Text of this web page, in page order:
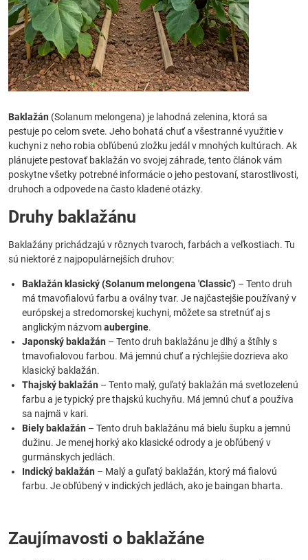
Baklažán (Solanum melongena) je lahodná zelenina, ktorá sa
pestuje po celom svete. Jeho bohatá chuť a všestranné využitie v
kuchyni z neho robia obľúbenú zložku jedál v mnohých kultúrach. Ak
plánujete pestovať baklažán vo svojej záhrade, tento článok vám
poskytne všetky potrebné informácie o jeho pestovaní, starostlivosti,
druhoch a odpovede na často kladené otázky.
Druhy baklažánu
Baklažány prichádzajú v rôznych tvaroch, farbách a veľkostiach. Tu
sú niektoré z najpopulárnejších druhov:
Baklažán klasický (Solanum melongena 'Classic') – Tento druh
má tmavofialovú farbu a oválny tvar. Je najčastejšie používaný v
európskej a stredomorskej kuchyni, môžete sa stretnúť aj s
anglickým názvomaubergine.
Japonský baklažán – Tento druh baklažánu je dlhý a štíhly s
tmavofialovou farbou. Má jemnú chuť a rýchlejšie dozrieva ako
klasický baklažán.
Thajský baklažán – Tento malý, guľatý baklažán má svetlozelenú
farbu a je typický pre thajskú kuchyňu. Má jemnú chuť a používa
sa najmä v kari.
Biely baklažán – Tento druh baklažánu má bielu šupku a jemnú
dužinu. Je menej horký ako klasické odrody a je obľúbený v
gurmánskych jedlách.
Indický baklažán – Malý a guľatý baklažán, ktorý má fialovú
farbu. Je obľúbený v indických jedlách, ako je baingan bharta.
Zaujímavosti o baklažáne